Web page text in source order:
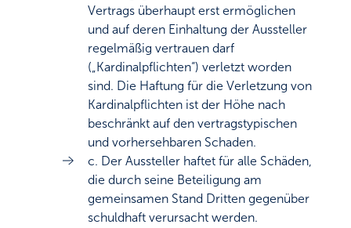
Vertrags überhaupt erst ermöglichen
und auf deren Einhaltung der Aussteller
regelmäßig vertrauen darf
(„Kardinalpflichten“) verletzt worden
sind. Die Haftung für die Verletzung von
Kardinalpflichten ist der Höhe nach
beschränkt auf den vertragstypischen
und vorhersehbaren Schaden.
c. Der Aussteller haftet für alle Schäden,
die durch seine Beteiligung am
gemeinsamen Stand Dritten gegenüber
schuldhaft verursacht werden.